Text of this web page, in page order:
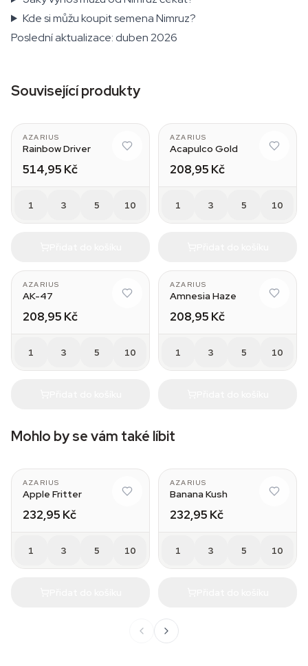
Kde si můžu koupit semena Nimruz?
Poslední aktualizace: duben 2026
Související produkty
AZARIUS
Rainbow Driver
514,95 Kč
1 3 5 10
AZARIUS
Acapulco Gold
208,95 Kč
1 3 5 10
AZARIUS
AK-47
208,95 Kč
1 3 5 10
AZARIUS
Amnesia Haze
208,95 Kč
1 3 5 10
Mohlo by se vám také líbit
AZARIUS
Apple Fritter
232,95 Kč
1 3 5 10
AZARIUS
Banana Kush
232,95 Kč
1 3 5 10